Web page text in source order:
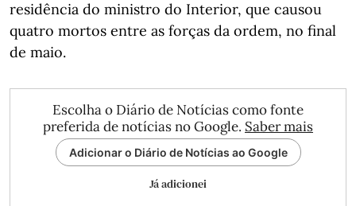
residência do ministro do Interior, que causou
quatro mortos entre as forças da ordem, no final
de maio.
Escolha o Diário de Notícias como fonte
preferida de notícias no Google. Saber mais
Adicionar o Diário de Notícias ao Google
Já adicionei